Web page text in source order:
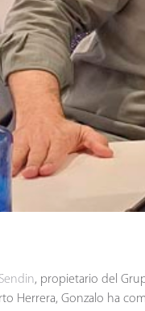
, propietario del
Herrera, Gonzalo ha